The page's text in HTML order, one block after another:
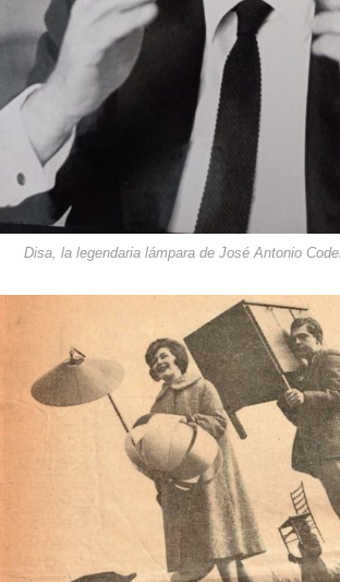
Disa, la legendaria lámpara de José Antonio